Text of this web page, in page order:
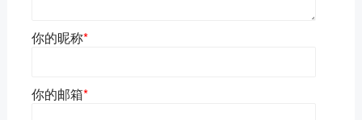
你的昵称*
你的邮箱*